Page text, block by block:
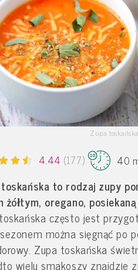
Zupa
4.44 (177) 40
to rodzaj zupy
żółtym, oregano,
często jest
można sięgnąć po
Zupa toskańska
wielu smakoszy znajdzie